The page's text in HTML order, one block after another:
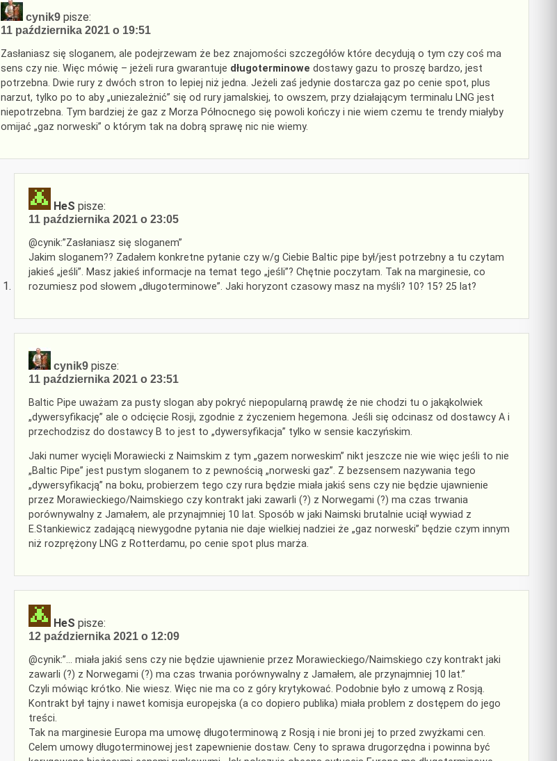
cynik9 pisze:
11 października 2021 o 19:51
Zasłaniasz się sloganem, ale podejrzewam że bez znajomości szczegółów które decydują o tym czy coś ma
sens czy nie. Więc mówię – jeżeli rura gwarantuje długoterminowe dostawy gazu to proszę bardzo, jest
potrzebna. Dwie rury z dwóch stron to lepiej niż jedna. Jeżeli zaś jedynie dostarcza gaz po cenie spot, plus
narzut, tylko po to aby „uniezależnić” się od rury jamalskiej, to owszem, przy działającym terminalu LNG jest
niepotrzebna. Tym bardziej że gaz z Morza Północnego się powoli kończy i nie wiem czemu te trendy miałyby
omijać „gaz norweski” o którym tak na dobrą sprawę nic nie wiemy.
HeS pisze:
11 października 2021 o 23:05
@cynik:”Zasłaniasz się sloganem”
Jakim sloganem?? Zadałem konkretne pytanie czy w/g Ciebie Baltic pipe był/jest potrzebny a tu czytam
jakieś „jeśli”. Masz jakieś informacje na temat tego „jeśli”? Chętnie poczytam. Tak na marginesie, co
rozumiesz pod słowem „długoterminowe”. Jaki horyzont czasowy masz na myśli? 10? 15? 25 lat?
cynik9 pisze:
11 października 2021 o 23:51
Baltic Pipe uważam za pusty slogan aby pokryć niepopularną prawdę że nie chodzi tu o jakąkolwiek
„dywersyfikację” ale o odcięcie Rosji, zgodnie z życzeniem hegemona. Jeśli się odcinasz od dostawcy A i
przechodzisz do dostawcy B to jest to „dywersyfikacja” tylko w sensie kaczyńskim.
Jaki numer wycięli Morawiecki z Naimskim z tym „gazem norweskim” nikt jeszcze nie wie więc jeśli to nie
„Baltic Pipe” jest pustym sloganem to z pewnością „norweski gaz”. Z bezsensem nazywania tego
„dywersyfikacją” na boku, probierzem tego czy rura będzie miała jakiś sens czy nie będzie ujawnienie
przez Morawieckiego/Naimskiego czy kontrakt jaki zawarli (?) z Norwegami (?) ma czas trwania
porównywalny z Jamałem, ale przynajmniej 10 lat. Sposób w jaki Naimski brutalnie uciął wywiad z
E.Stankiewicz zadającą niewygodne pytania nie daje wielkiej nadziei że „gaz norweski” będzie czym innym
niż rozprężony LNG z Rotterdamu, po cenie spot plus marża.
HeS pisze:
12 października 2021 o 12:09
@cynik:”… miała jakiś sens czy nie będzie ujawnienie przez Morawieckiego/Naimskiego czy kontrakt jaki
zawarli (?) z Norwegami (?) ma czas trwania porównywalny z Jamałem, ale przynajmniej 10 lat.”
Czyli mówiąc krótko. Nie wiesz. Więc nie ma co z góry krytykować. Podobnie było z umową z Rosją.
Kontrakt był tajny i nawet komisja europejska (a co dopiero publika) miała problem z dostępem do jego
treści.
Tak na marginesie Europa ma umowę długoterminową z Rosją i nie broni jej to przed zwyżkami cen.
Celem umowy długoterminowej jest zapewnienie dostaw. Ceny to sprawa drugorzędna i powinna być